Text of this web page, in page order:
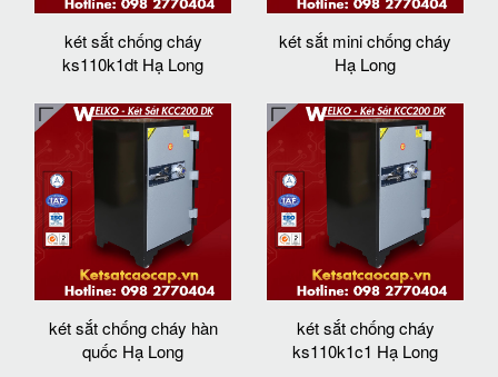
két sắt chống cháy
ks110k1dt Hạ Long
két sắt mini chống cháy
Hạ Long
két sắt chống cháy hàn
quốc Hạ Long
két sắt chống cháy
ks110k1c1 Hạ Long